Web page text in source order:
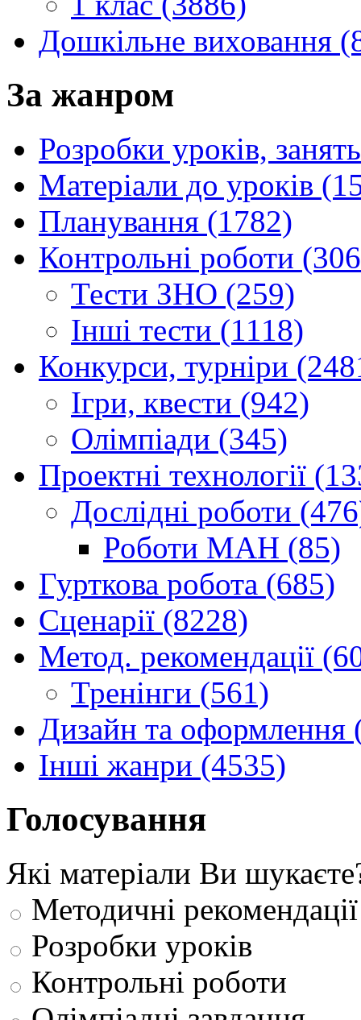
Дошкільне виховання
За жанром
Розробки уроків,
Матеріали до уроків
Планування (1782)
Контрольні роботи
Тести ЗНО (259)
Інші тести (1118)
Конкурси, турніри
Ігри, квести (942)
Олімпіади (345)
Проектні технології
Дослідні роботи
Роботи МАН (85)
Гурткова робота (685)
Сценарії (8228)
Метод. рекомендації
Тренінги (561)
Дизайн та оформлення
Інші жанри (4535)
Голосування
Які матеріали Ви
Методичні рекомендації
Розробки уроків
Контрольні роботи